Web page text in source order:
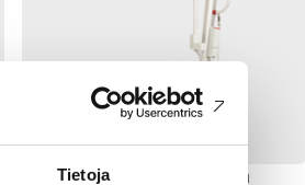
Tietoja
Nostaminen ja siirtäminen